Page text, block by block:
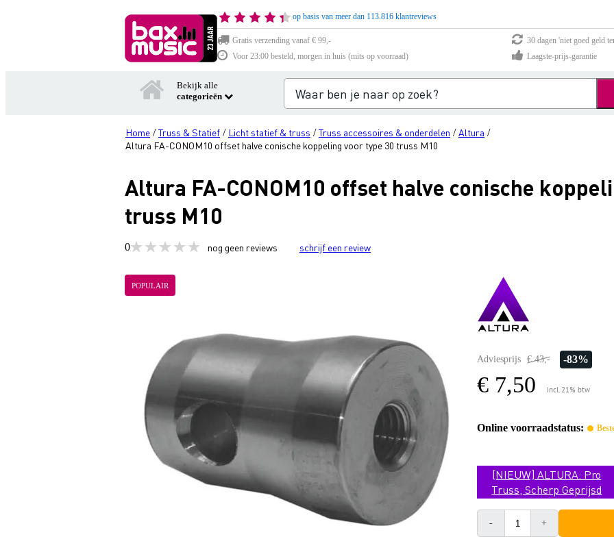
op basis van meer dan 113.816 klantreviews
Gratis verzending vanaf € 99,-
30 dagen 'niet goed geld
Voor 23:00 besteld, morgen in huis (mits op voorraad)
Laagste-prijs-garantie
Bekijk alle
categorieën
Home /Truss & Statief / Licht statief & truss /Truss accessoires & onderdelen /Altura /
Altura FA-CONOM10 offset halve conische koppeling voor type 30 truss M10
Altura FA-CONOM10 offset halve conische
truss M10
0 nog geen reviews schrijf een review
POPULAIR
Adviesprijs € 43,- -83%
€ 7,50 incl. 21% btw
Online voorraadstatus:
[NIEUW] ALTURA: Pro
Truss, Scherp Geprijsd
- +